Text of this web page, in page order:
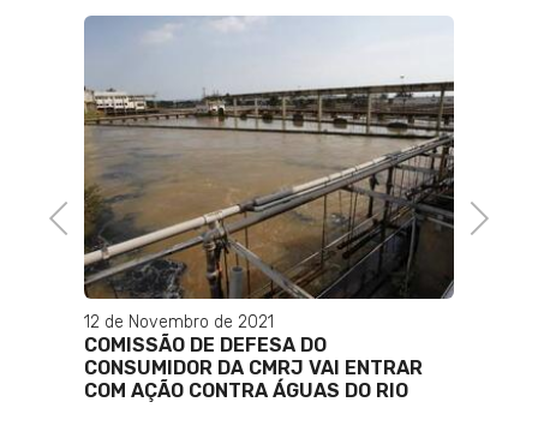
Previous
12 de Novembro de 2021
COMISSÃO DE DEFESA DO
CONSUMIDOR DA CMRJ VAI ENTRAR
COM AÇÃO CONTRA ÁGUAS DO RIO
Next